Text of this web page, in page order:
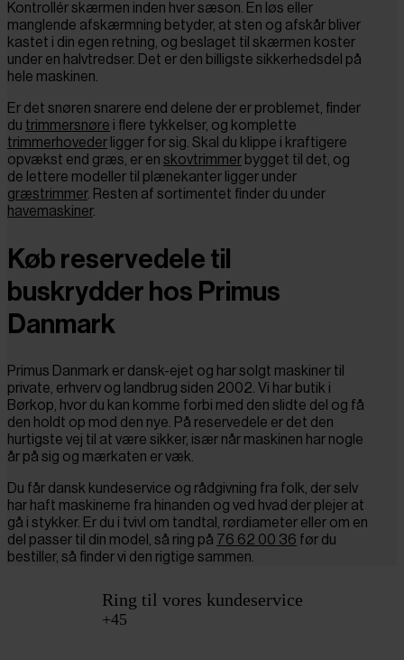
Kontrollér skærmen inden hver sæson. En løs eller
manglende afskærmning betyder, at sten og afskår bliver
kastet i din egen retning, og beslaget til skærmen koster
under en halvtredser. Det er den billigste sikkerhedsdel på
hele maskinen.
Er det snøren snarere end delene der er problemet, finder
du trimmersnøre i flere tykkelser, og komplette
trimmerhoveder ligger for sig. Skal du klippe i kraftigere
opvækst end græs, er en skovtrimmer bygget til det, og
de lettere modeller til plænekanter ligger under
græstrimmer. Resten af sortimentet finder du under
havemaskiner.
Køb reservedele til
buskrydder hos Primus
Danmark
Primus Danmark er dansk-ejet og har solgt maskiner til
private, erhverv og landbrug siden 2002. Vi har butik i
Børkop, hvor du kan komme forbi med den slidte del og få
den holdt op mod den nye. På reservedele er det den
hurtigste vej til at være sikker, især når maskinen har nogle
år på sig og mærkaten er væk.
Du får dansk kundeservice og rådgivning fra folk, der selv
har haft maskinerne fra hinanden og ved hvad der plejer at
gå i stykker. Er du i tvivl om tandtal, rørdiameter eller om en
del passer til din model, så ring på 76 62 00 36 før du
bestiller, så finder vi den rigtige sammen.
Ring til vores kundeservice
+45